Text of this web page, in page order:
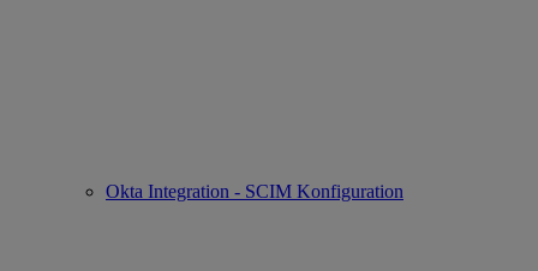
Okta Integration - SCIM Konfiguration